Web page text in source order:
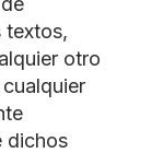
textos,
otro
dichos